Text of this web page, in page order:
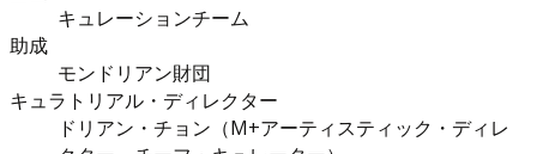
キュレーションチーム
助成
モンドリアン財団
キュラトリアル・ディレクター
ドリアン・チョン（M+アーティスティック・ディレ